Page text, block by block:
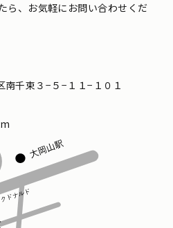
ら、お気軽にお問い合わせくだ
千束３−５−１１−１０１